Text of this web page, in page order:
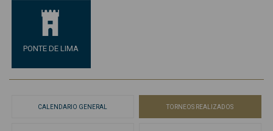
PONTE DE LIMA
CALENDARIO GENERAL TORNEOS REALIZADOS